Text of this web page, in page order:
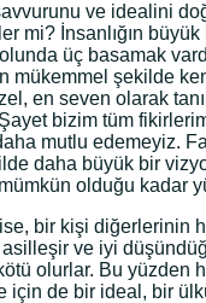
ve idealini
mi? İnsanlığın
üç basamak
mükemmel şekilde
en seven olarak
bizim tüm
mutlu edemeyiz.
daha büyük bir
olduğu kadar
bir kişi diğerlerinin
ve iyi
olurlar. Bu yüzden
için de bir ideal, bir